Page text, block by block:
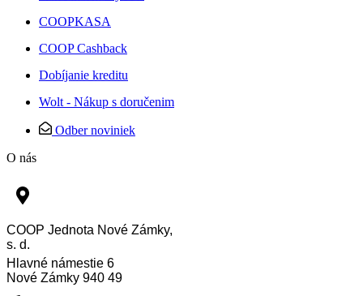
COOPKASA
COOP Cashback
Dobíjanie kreditu
Wolt - Nákup s doručenim
Odber noviniek
O nás
COOP Jednota Nové Zámky,
s. d.
Hlavné námestie 6
Nové Zámky 940 49